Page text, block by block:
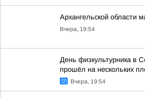
Архангельской области
Вчера, 19:54
День физкультурника в
прошёл на нескольких
Вчера, 19:54